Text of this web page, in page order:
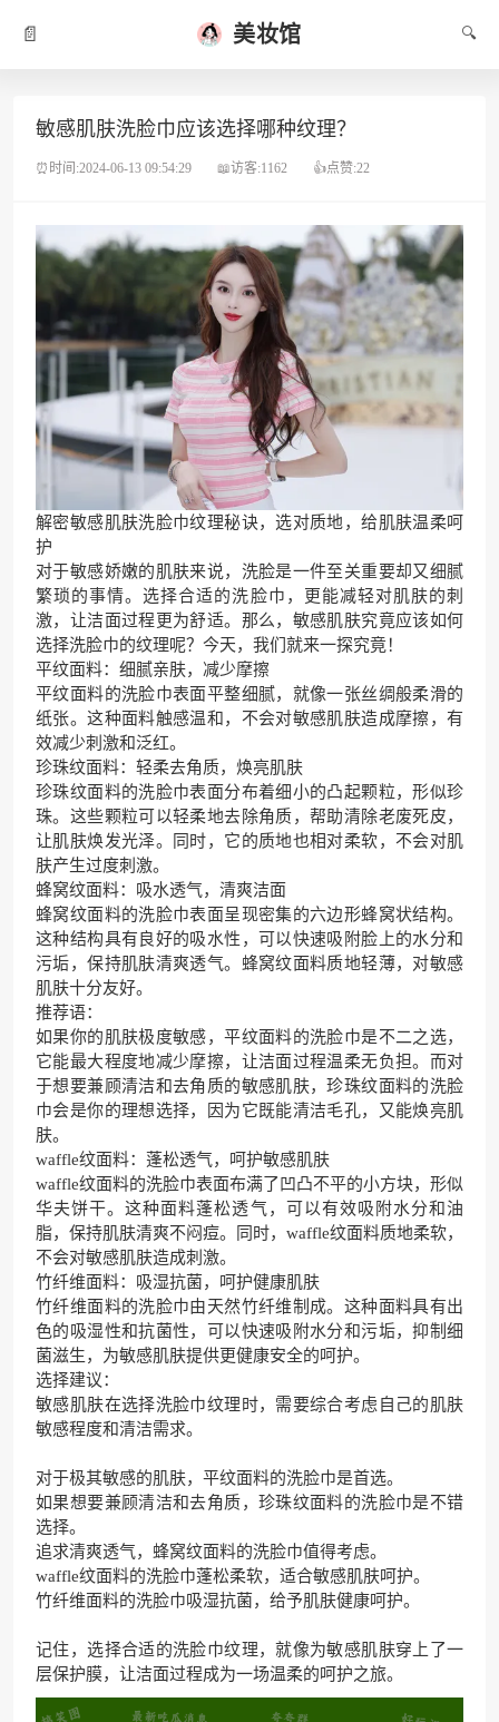
📄 美妆馆 🔍
敏感肌肤洗脸巾应该选择哪种纹理？
⏰时间:2024-06-13 09:54:29 📖访客:1162 👍点赞:22
解密敏感肌肤洗脸巾纹理秘诀，选对质地，给肌肤温柔呵
护
对于敏感娇嫩的肌肤来说，洗脸是一件至关重要却又细腻
繁琐的事情。选择合适的洗脸巾，更能减轻对肌肤的刺
激，让洁面过程更为舒适。那么，敏感肌肤究竟应该如何
选择洗脸巾的纹理呢？今天，我们就来一探究竟！
平纹面料：细腻亲肤，减少摩擦
平纹面料的洗脸巾表面平整细腻，就像一张丝绸般柔滑的
纸张。这种面料触感温和，不会对敏感肌肤造成摩擦，有
效减少刺激和泛红。
珍珠纹面料：轻柔去角质，焕亮肌肤
珍珠纹面料的洗脸巾表面分布着细小的凸起颗粒，形似珍
珠。这些颗粒可以轻柔地去除角质，帮助清除老废死皮，
让肌肤焕发光泽。同时，它的质地也相对柔软，不会对肌
肤产生过度刺激。
蜂窝纹面料：吸水透气，清爽洁面
蜂窝纹面料的洗脸巾表面呈现密集的六边形蜂窝状结构。
这种结构具有良好的吸水性，可以快速吸附脸上的水分和
污垢，保持肌肤清爽透气。蜂窝纹面料质地轻薄，对敏感
肌肤十分友好。
推荐语：
如果你的肌肤极度敏感，平纹面料的洗脸巾是不二之选，
它能最大程度地减少摩擦，让洁面过程温柔无负担。而对
于想要兼顾清洁和去角质的敏感肌肤，珍珠纹面料的洗脸
巾会是你的理想选择，因为它既能清洁毛孔，又能焕亮肌
肤。
waffle纹面料：蓬松透气，呵护敏感肌肤
waffle纹面料的洗脸巾表面布满了凹凸不平的小方块，形似
华夫饼干。这种面料蓬松透气，可以有效吸附水分和油
脂，保持肌肤清爽不闷痘。同时，waffle纹面料质地柔软，
不会对敏感肌肤造成刺激。
竹纤维面料：吸湿抗菌，呵护健康肌肤
竹纤维面料的洗脸巾由天然竹纤维制成。这种面料具有出
色的吸湿性和抗菌性，可以快速吸附水分和污垢，抑制细
菌滋生，为敏感肌肤提供更健康安全的呵护。
选择建议：
敏感肌肤在选择洗脸巾纹理时，需要综合考虑自己的肌肤
敏感程度和清洁需求。
对于极其敏感的肌肤，平纹面料的洗脸巾是首选。
如果想要兼顾清洁和去角质，珍珠纹面料的洗脸巾是不错
选择。
追求清爽透气，蜂窝纹面料的洗脸巾值得考虑。
waffle纹面料的洗脸巾蓬松柔软，适合敏感肌肤呵护。
竹纤维面料的洗脸巾吸湿抗菌，给予肌肤健康呵护。
记住，选择合适的洗脸巾纹理，就像为敏感肌肤穿上了一
层保护膜，让洁面过程成为一场温柔的呵护之旅。